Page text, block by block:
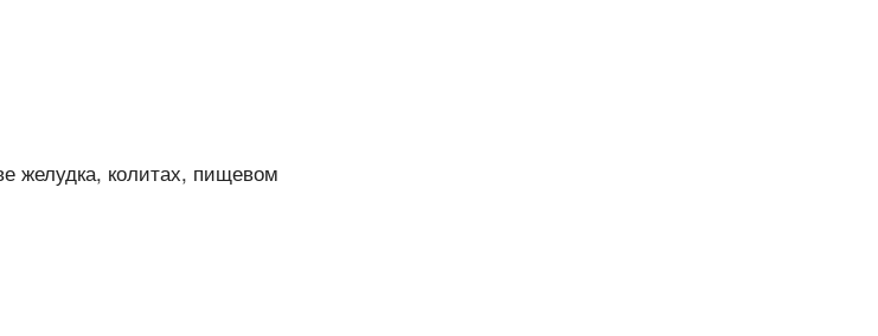
желудка, колитах, пищевом